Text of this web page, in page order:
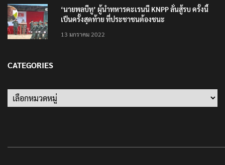
‘นายพลบีทู’ ผู้นำทหารคะเรนนี KNPP ลั่นสู้รบ ครั้งนี้
เป็นครั้งสุดท้าย ที่ประชาชนต้องชนะ
13 มกราคม 2022
CATEGORIES
Categories